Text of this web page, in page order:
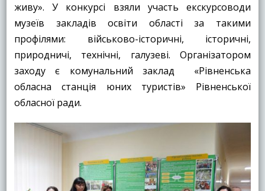
живу». У конкурсі взяли участь екскурсоводи
музеїв закладів освіти області за такими
профілями: військово-історичні, історичні,
природничі, технічні, галузеві. Організатором
заходу є комунальний заклад «Рівненська
обласна станція юних туристів» Рівненської
обласної ради.